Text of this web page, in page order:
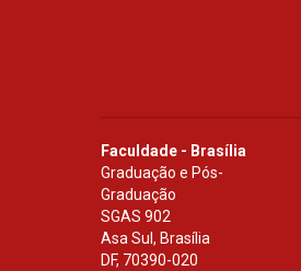
Faculdade - Brasília
Graduação e Pós-
Graduação
SGAS 902
Asa Sul, Brasília
DF, 70390-020